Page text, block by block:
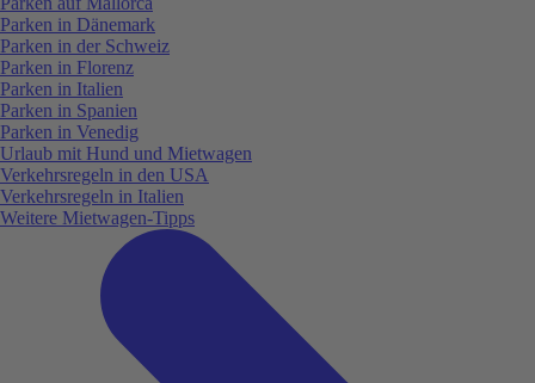
Parken in Dänemark
Parken in der Schweiz
Parken in Florenz
Parken in Italien
Parken in Spanien
Parken in Venedig
Urlaub mit Hund und Mietwagen
Verkehrsregeln in den USA
Verkehrsregeln in Italien
Weitere Mietwagen-Tipps